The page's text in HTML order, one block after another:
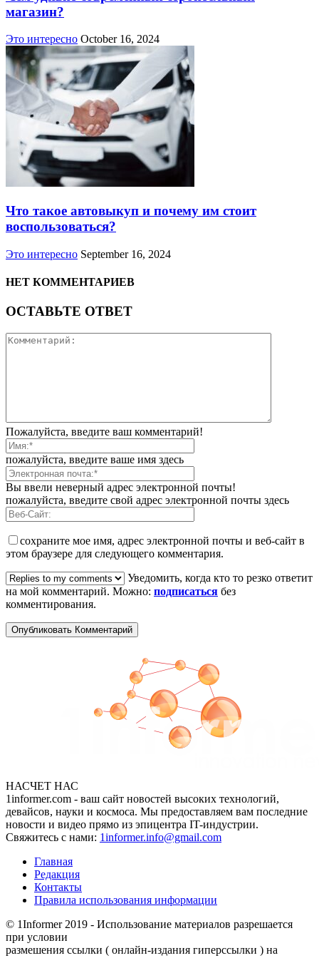
магазин?
Это интересно October 16, 2024
Что такое автовыкуп и почему им стоит
воспользоваться?
Это интересно September 16, 2024
НЕТ КОММЕНТАРИЕВ
ОСТАВЬТЕ ОТВЕТ
Пожалуйста, введите ваш комментарий!
пожалуйста, введите ваше имя здесь
Вы ввели неверный адрес электронной почты!
пожалуйста, введите свой адрес электронной почты здесь
сохраните мое имя, адрес электронной почты и веб-сайт в
этом браузере для следующего комментария.
Уведомить, когда кто то резко ответит
на мой комментарий. Можно: подписаться без
комментирования.
НАСЧЕТ НАС
1informer.com - ваш сайт новостей высоких технологий,
девайсов, науки и космоса. Мы предоставляем вам последние
новости и видео прямо из эпицентра IT-индустрии.
Свяжитесь с нами: 1informer.info@gmail.com
Главная
Редакция
Контакты
Правила использования информации
© 1Informer 2019 - Использование материалов разрешается
при условии
размешения ссылки ( онлайн-издания гиперссылки ) на